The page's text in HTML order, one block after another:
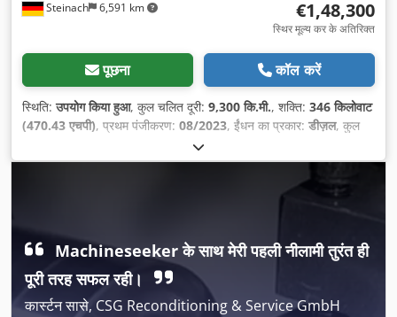
Steinach 6,591 km €1,48,300
स्थिर मूल्य कर के अतिरिक्त
पूछना कॉल करें
स्थिति:उपयोग किया हुआ, कुल चलित दूरी: 9,300 कि.मी., शक्ति: 346 किलोवाट
(470.43 एचपी), प्रथम पंजीकरण: 08/2023, ईंधन का प्रकार: डीज़ल, कुल
2 धुरे
ब्रेक:रिटारडर, रंग:सफ़ेद, गियरिंग प्रकार:स्वचालित, उत्सर्जन श्रेणी:यूरो 6,
2,480 मिमी, लोडिंग
इलेक्ट्रॉनिक स्टेबिलिटी प्रोग्राम (ESP),
Machineseeker के साथ मेरी पहली नीलामी तुरंत ही
पूरी तरह सफल रही।
कार्स्टन सासे, CSG Reconditioning & Service GmbH